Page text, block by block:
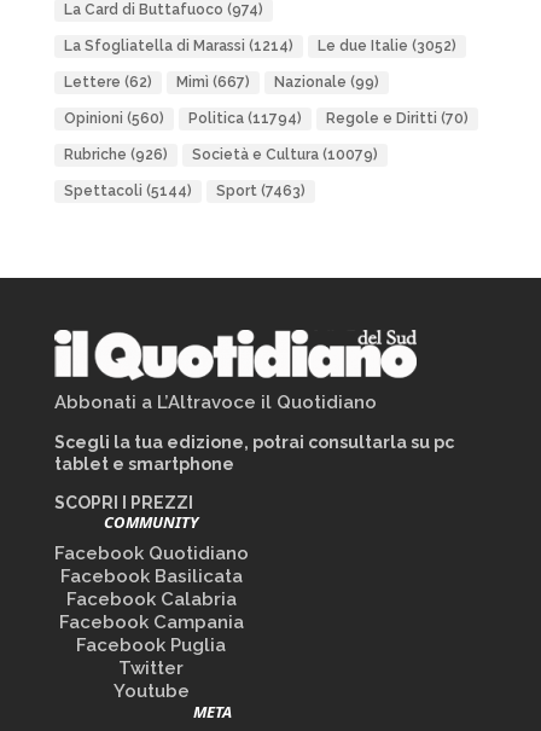
La Card di Buttafuoco (974)
La Sfogliatella di Marassi (1214) Le due Italie (3052)
Lettere (62) Mimì (667) Nazionale (99)
Opinioni (560) Politica(11794) Regole e Diritti (70)
Rubriche (926) Società e Cultura(10079)
Spettacoli (5144) Sport(7463)
Abbonati a L’Altravoce il Quotidiano
Scegli la tua edizione, potrai consultarla su pc
tablet e smartphone
SCOPRI I PREZZI
COMMUNITY
Facebook Quotidiano
Facebook Basilicata
Facebook Calabria
Facebook Campania
Facebook Puglia
Twitter
Youtube
META